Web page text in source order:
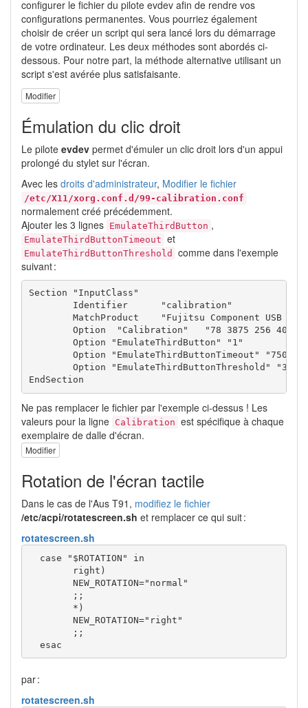
configurer le fichier du pilote evdev afin de rendre vos
configurations permanentes. Vous pourriez également
choisir de créer un script qui sera lancé lors du démarrage
de votre ordinateur. Les deux méthodes sont abordés ci-
dessous. Pour notre part, la méthode alternative utilisant un
script s'est avérée plus satisfaisante.
Modifier
Émulation du clic droit
Le pilote evdev permet d'émuler un clic droit lors d'un appui
prolongé du stylet sur l'écran.
Avec les droits d'administrateur, Modifier le fichier
/etc/X11/xorg.conf.d/99-calibration.conf
normalement créé précédemment.
Ajouter les 3 lignes EmulateThirdButton ,
EmulateThirdButtonTimeout et
EmulateThirdButtonThreshold
comme dans l'exemple
suivant :
Section "InputClass"
EndSection
Ne pas remplacer le fichier par l'exemple ci-dessus ! Les
valeurs pour la ligne Calibration est spécifique à chaque
exemplaire de dalle d'écran.
Modifier
Rotation de l'écran tactile
Dans le cas de l'Aus T91, modifiez le fichier
/etc/acpi/rotatescreen.sh et remplacer ce qui suit :
rotatescreen.sh
case " $ROTATION "
in
        right
)
NEW_ROTATION="normal"
;;
* )
NEW_ROTATION="right"
;;
esac
par :
rotatescreen.sh